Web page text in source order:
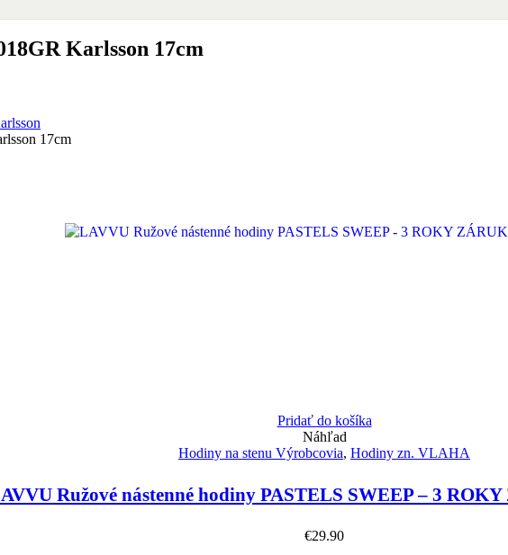
Karlsson 17cm
17cm
Pridať do košíka
Náhľad
Hodiny na stenu Výrobcovia, Hodiny zn. VLAHA
Ružové nástenné hodiny PASTELS SWEEP – 3
€29.90